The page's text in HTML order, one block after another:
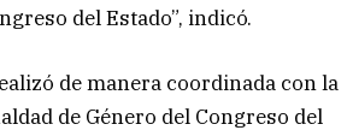
del Estado”, indicó.
de manera coordinada con la
de Género del Congreso del